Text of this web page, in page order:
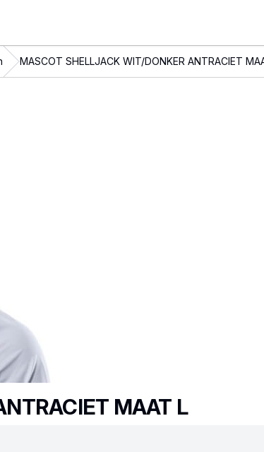
MASCOT SHELLJACK WIT/DONKER ANTRACIET
MAAT L